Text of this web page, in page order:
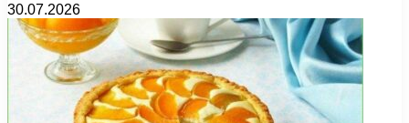
30.07.2026